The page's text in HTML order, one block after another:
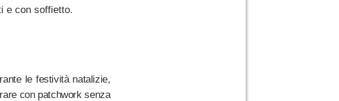
e con soffietto.
le festività natalizie,
con patchwork senza